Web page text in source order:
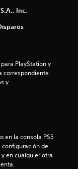
Inc.
PlayStation y
correspondiente
y
en la consola PS5
configuración de
en cualquier otra